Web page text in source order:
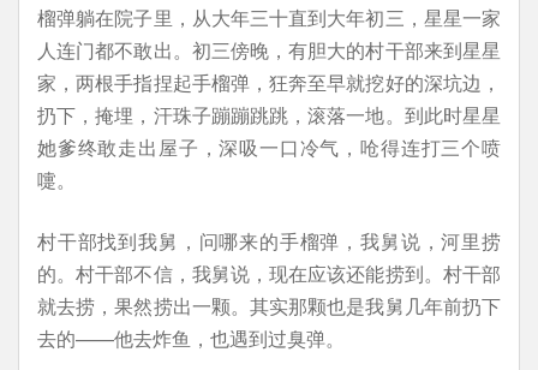
榴弹躺在院子里，从大年三十直到大年初三，星星一家
人连门都不敢出。初三傍晚，有胆大的村干部来到星星
家，两根手指捏起手榴弹，狂奔至早就挖好的深坑边，
扔下，掩埋，汗珠子蹦蹦跳跳，滚落一地。到此时星星
她爹终敢走出屋子，深吸一口冷气，呛得连打三个喷
嚏。
村干部找到我舅，问哪来的手榴弹，我舅说，河里捞
的。村干部不信，我舅说，现在应该还能捞到。村干部
就去捞，果然捞出一颗。其实那颗也是我舅几年前扔下
去的——他去炸鱼，也遇到过臭弹。